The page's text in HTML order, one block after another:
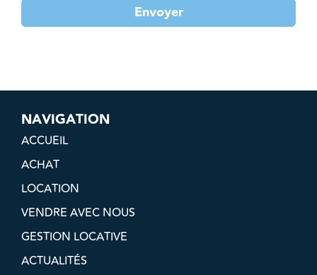
Envoyer
NAVIGATION
ACCUEIL
ACHAT
LOCATION
VENDRE AVEC NOUS
GESTION LOCATIVE
ACTUALITÉS